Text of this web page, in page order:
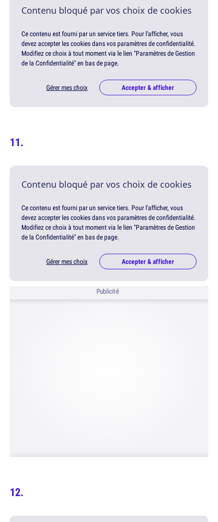
Contenu bloqué par vos choix de cookies
Ce contenu est fourni par un service tiers. Pour l'afficher, vous
devez accepter les cookies dans vos paramètres de confidentialité.
Modifiez ce choix à tout moment via le lien "Paramètres de Gestion
de la Confidentialité" en bas de page.
Gérer mes choix Accepter & afficher
Contenu bloqué par vos choix de cookies
Ce contenu est fourni par un service tiers. Pour l'afficher, vous
devez accepter les cookies dans vos paramètres de confidentialité.
Modifiez ce choix à tout moment via le lien "Paramètres de Gestion
de la Confidentialité" en bas de page.
Gérer mes choix Accepter & afficher
Publicité